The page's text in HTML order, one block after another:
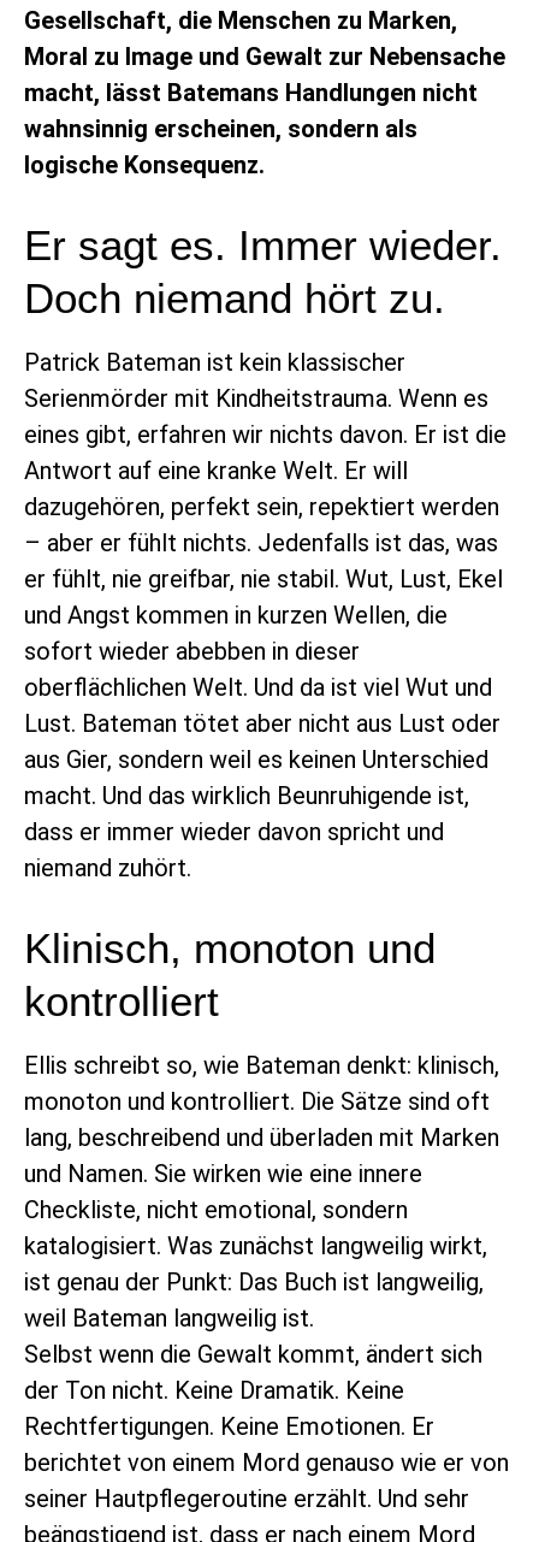
Gesellschaft, die Menschen zu Marken,
Moral zu Image und Gewalt zur Nebensache
macht, lässt Batemans Handlungen nicht
wahnsinnig erscheinen, sondern als
logische Konsequenz.
Er sagt es. Immer wieder.
Doch niemand hört zu.
Patrick Bateman ist kein klassischer
Serienmörder mit Kindheitstrauma. Wenn es
eines gibt, erfahren wir nichts davon. Er ist die
Antwort auf eine kranke Welt. Er will
dazugehören, perfekt sein, repektiert werden
– aber er fühlt nichts. Jedenfalls ist das, was
er fühlt, nie greifbar, nie stabil. Wut, Lust, Ekel
und Angst kommen in kurzen Wellen, die
sofort wieder abebben in dieser
oberflächlichen Welt. Und da ist viel Wut und
Lust. Bateman tötet aber nicht aus Lust oder
aus Gier, sondern weil es keinen Unterschied
macht. Und das wirklich Beunruhigende ist,
dass er immer wieder davon spricht und
niemand zuhört.
Klinisch, monoton und
kontrolliert
Ellis schreibt so, wie Bateman denkt: klinisch,
monoton und kontrolliert. Die Sätze sind oft
lang, beschreibend und überladen mit Marken
und Namen. Sie wirken wie eine innere
Checkliste, nicht emotional, sondern
katalogisiert. Was zunächst langweilig wirkt,
ist genau der Punkt: Das Buch ist langweilig,
weil Bateman langweilig ist.
Selbst wenn die Gewalt kommt, ändert sich
der Ton nicht. Keine Dramatik. Keine
Rechtfertigungen. Keine Emotionen. Er
berichtet von einem Mord genauso wie er von
seiner Hautpflegeroutine erzählt. Und sehr
beängstigend ist, dass er nach einem Mord